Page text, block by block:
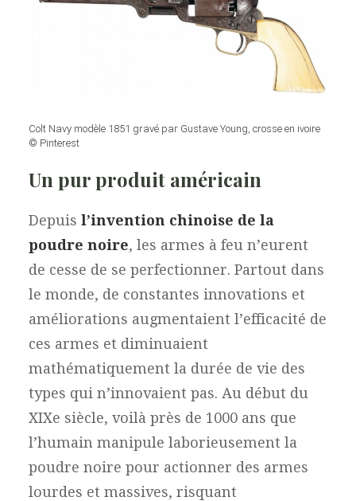
Colt Navy modèle 1851 gravé par Gustave Young, crosse en ivoire
© Pinterest
Un pur produit américain
Depuis l’invention chinoise de la
poudre noire, les armes à feu n’eurent
de cesse de se perfectionner. Partout dans
le monde, de constantes innovations et
améliorations augmentaient l’efficacité de
ces armes et diminuaient
mathématiquement la durée de vie des
types qui n’innovaient pas. Au début du
XIXe siècle, voilà près de 1000 ans que
l’humain manipule laborieusement la
poudre noire pour actionner des armes
lourdes et massives, risquant